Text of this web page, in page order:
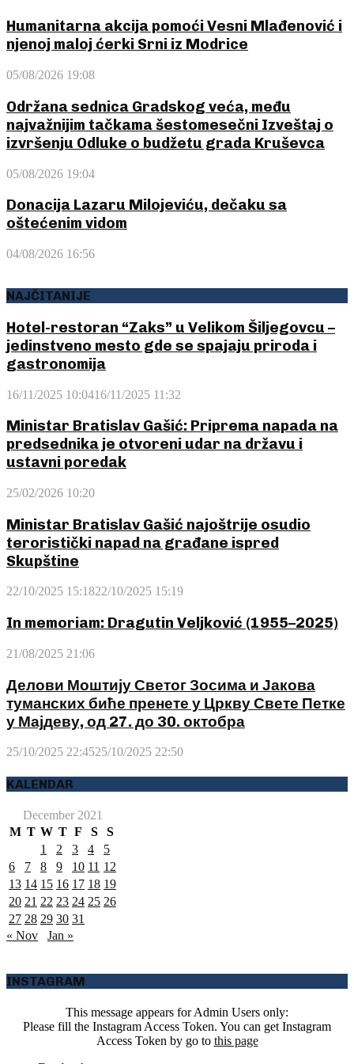
Humanitarna akcija pomoći Vesni Mlađenović i
njenoj maloj ćerki Srni iz Modrice
05/08/2026 19:08
Održana sednica Gradskog veća, među
najvažnijim tačkama šestomesečni Izveštaj o
izvršenju Odluke o budžetu grada Kruševca
05/08/2026 19:04
Donacija Lazaru Milojeviću, dečaku sa
oštećenim vidom
04/08/2026 16:56
NAJČITANIJE
Hotel-restoran “Zaks” u Velikom Šiljegovcu –
jedinstveno mesto gde se spajaju priroda i
gastronomija
16/11/2025 10:0416/11/2025 11:32
Ministar Bratislav Gašić: Priprema napada na
predsednika je otvoreni udar na državu i
ustavni poredak
25/02/2026 10:20
Ministar Bratislav Gašić najoštrije osudio
teroristički napad na građane ispred
Skupštine
22/10/2025 15:1822/10/2025 15:19
In memoriam: Dragutin Veljković (1955–2025)
21/08/2025 21:06
Делови Моштију Светог Зосима и Јакова
туманских биће пренете у Цркву Свете Петке
у Мајдеву, од 27. до 30. октобра
25/10/2025 22:4525/10/2025 22:50
KALENDAR
December 2021
M T W T F S
S
1
2 3 4
5
6
7 8 9 10 11 12
13 14 15 16 17 18 19
20 21 22 23 24 25 26
27 28 29 30 31
« Nov
Jan »
INSTAGRAM
This message appears for Admin Users only:
Please fill the Instagram Access Token. You can get Instagram
Access Token by go to this page